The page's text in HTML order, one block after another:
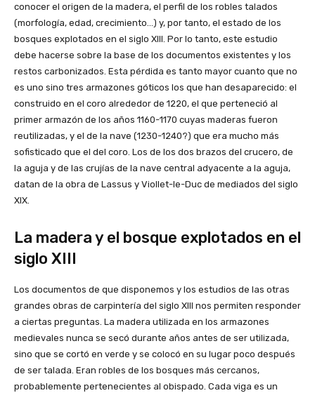
conocer el origen de la madera, el perfil de los robles talados
(morfología, edad, crecimiento…) y, por tanto, el estado de los
bosques explotados en el siglo XIII. Por lo tanto, este estudio
debe hacerse sobre la base de los documentos existentes y los
restos carbonizados. Esta pérdida es tanto mayor cuanto que no
es uno sino tres armazones góticos los que han desaparecido: el
construido en el coro alrededor de 1220, el que perteneció al
primer armazón de los años 1160-1170 cuyas maderas fueron
reutilizadas, y el de la nave (1230-1240?) que era mucho más
sofisticado que el del coro. Los de los dos brazos del crucero, de
la aguja y de las crujías de la nave central adyacente a la aguja,
datan de la obra de Lassus y Viollet-le-Duc de mediados del siglo
XIX.
La madera y el bosque explotados en el
siglo XIII
Los documentos de que disponemos y los estudios de las otras
grandes obras de carpintería del siglo XIII nos permiten responder
a ciertas preguntas. La madera utilizada en los armazones
medievales nunca se secó durante años antes de ser utilizada,
sino que se cortó en verde y se colocó en su lugar poco después
de ser talada. Eran robles de los bosques más cercanos,
probablemente pertenecientes al obispado. Cada viga es un